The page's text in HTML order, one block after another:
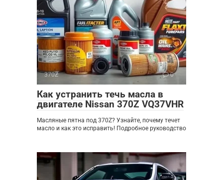
370Z 0
Как устранить течь масла в
двигателе Nissan 370Z VQ37VHR
Масляные пятна под 370Z? Узнайте, почему течет
масло и как это исправить! Подробное руководство